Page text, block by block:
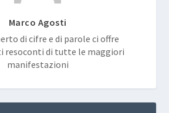
Marco Agosti
di cifre e di parole ci offre
resoconti di tutte le maggiori
manifestazioni